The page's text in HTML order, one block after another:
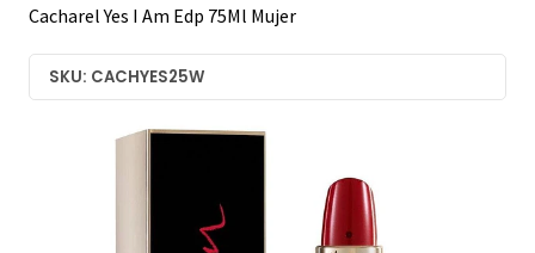
Cacharel Yes I Am Edp 75Ml Mujer
SKU: CACHYES25W